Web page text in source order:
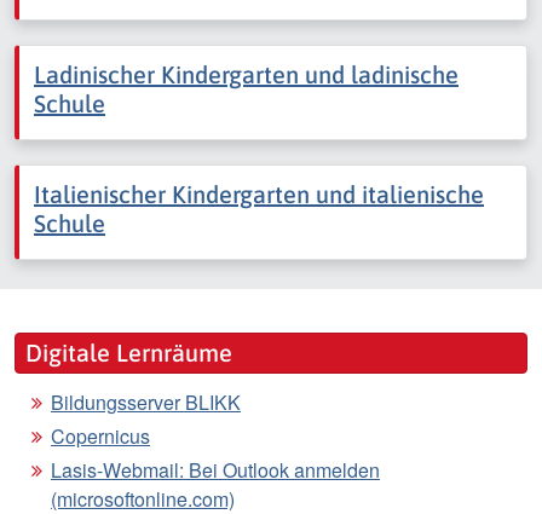
Ladinischer Kindergarten und ladinische
Schule
Italienischer Kindergarten und italienische
Schule
Digitale Lernräume
Bildungsserver BLIKK
Copernicus
Lasis-Webmail: Bei Outlook anmelden
(microsoftonline.com)